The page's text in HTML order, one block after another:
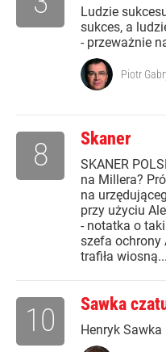
Ludzie
sukces, a
- przeważnie
Piotr
Skaner
SKANER
na Millera?
na
przy użyciu
- notatka o
szefa ochrony
trafiła wiosną...
8
Sawka
Henryk
10